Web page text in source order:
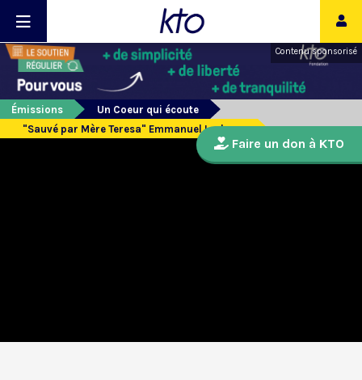
Contenu sponsorisé
Émissions
Un Coeur qui écoute
"Sauvé par Mère Teresa" Emmanuel Leclercq
Faire un don à KTO